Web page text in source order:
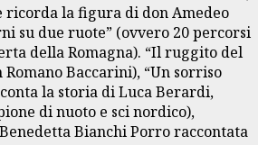
ricorda la figura di don Amedeo
su due ruote” (ovvero 20 percorsi
della Romagna). “Il ruggito del
Baccarini), “Un sorriso
la storia di Luca Berardi,
di nuoto e sci nordico),
Bianchi Porro raccontata